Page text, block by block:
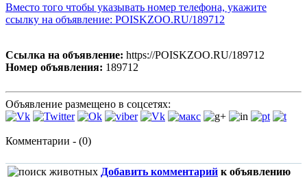
Вместо того чтобы указывать номер телефона, укажите
ссылку на объявление: POISKZOO.RU/189712
Ссылка на объявление: https://POISKZOO.RU/189712
Номер объявления: 189712
Объявление размещено в соцсетях:
Комментарии - (0)
Добавить комментарий к объявлению